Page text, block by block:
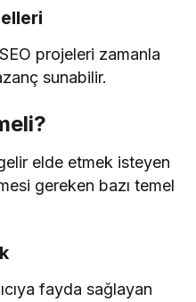
projeleri zamanla
sunabilir.
elde etmek isteyen
gereken bazı temel
fayda sağlayan